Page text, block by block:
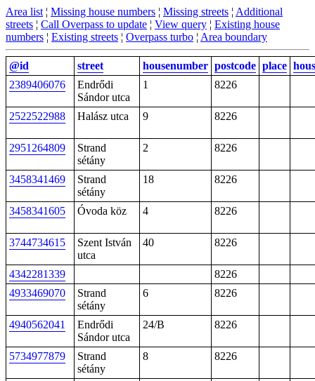
Area list ¦ Missing house numbers ¦ Missing streets ¦ Additional
streets ¦ Call Overpass to update ¦ View query ¦ Existing house
numbers ¦ Existing streets ¦ Overpass turbo ¦ Area boundary
@id street housenumber postcode place
2389406076
Endrődi
Sándor utca
1 8226
2522522988 Halász utca 9 8226
2951264809
Strand
sétány
2 8226
3458341469
Strand
sétány
18 8226
3458341605 Óvoda köz 4 8226
3744734615
Szent István
utca
40 8226
4342281339
8226
4933469070
Strand
sétány
6 8226
4940562041
Endrődi
Sándor utca
24/B 8226
5734977879
Strand
sétány
8 8226